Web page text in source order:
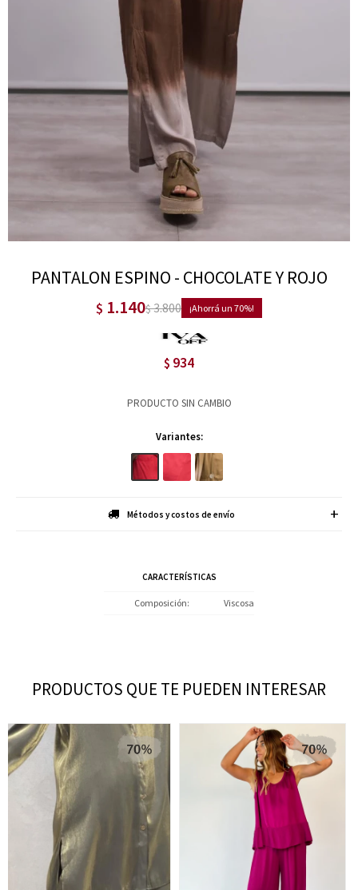
PANTALON ESPINO - CHOCOLATE Y ROJO
$ 1.140$3.800 70
$ 934
PRODUCTO SIN CAMBIO
Variantes:
Métodos y costos de envío
CARACTERÍSTICAS
Composición Viscosa
PRODUCTOS QUE TE PUEDEN INTERESAR